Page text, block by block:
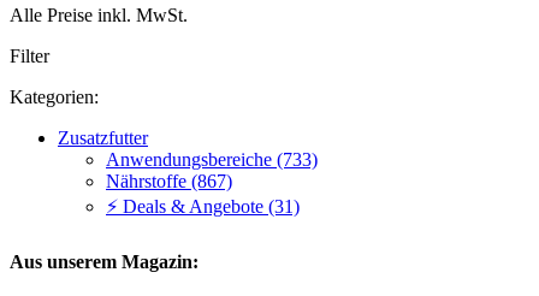
Alle Preise inkl. MwSt.
Filter
Kategorien:
Zusatzfutter
Anwendungsbereiche (733)
Nährstoffe (867)
⚡ Deals & Angebote (31)
Aus unserem Magazin: